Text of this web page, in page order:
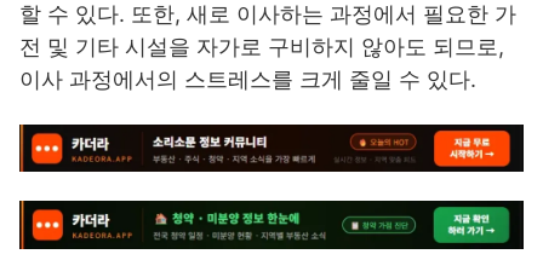
할 수 있다. 또한, 새로 이사하는 과정에서 필요한 가
전 및 기타 시설을 자가로 구비하지 않아도 되므로,
이사 과정에서의 스트레스를 크게 줄일 수 있다.